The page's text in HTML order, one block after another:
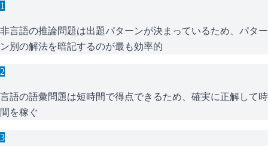
1
非言語の推論問題は出題パターンが決まっているため、パター
ン別の解法を暗記するのが最も効率的
2
言語の語彙問題は短時間で得点できるため、確実に正解して時
間を稼ぐ
3